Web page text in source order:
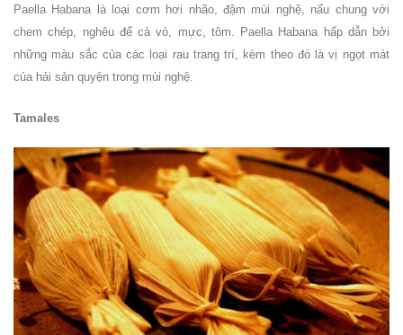
Paella Habana là loại cơm hơi nhão, đậm mùi nghệ, nấu chung với
chem chép, nghêu để cả vỏ, mực, tôm. Paella Habana hấp dẫn bởi
những màu sắc của các loại rau trang trí, kèm theo đó là vị ngọt mát
của hải sản quyện trong mùi nghệ.
Tamales